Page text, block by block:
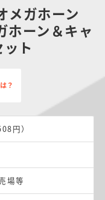
メガホーン
ホーン＆キャ
ト
？
円）
場等